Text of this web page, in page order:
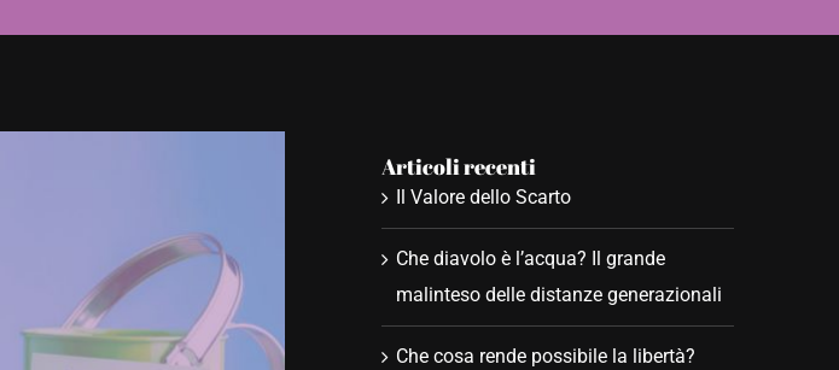
Articoli recenti
Il Valore dello Scarto
Che diavolo è l’acqua? Il grande
malinteso delle distanze generazionali
Che cosa rende possibile la libertà?